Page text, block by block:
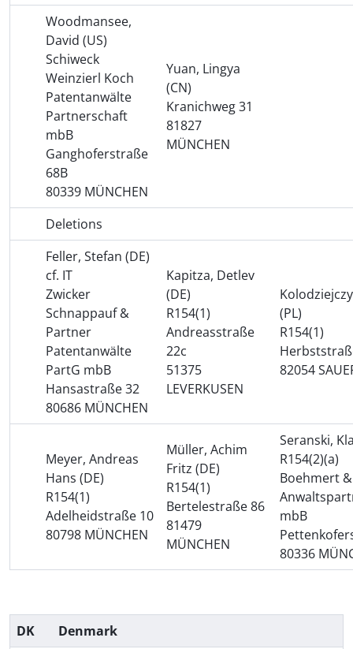
Woodmansee,
David (US)
Schiweck
Weinzierl Koch
Patentanwälte
Partnerschaft
mbB
Ganghoferstraße
68B
80339 MÜNCHEN
Yuan, Lingya
(CN)
Kranichweg 31
81827
MÜNCHEN
Deletions
Feller, Stefan (DE)
cf. IT
Zwicker
Schnappauf &
Partner
Patentanwälte
PartG mbB
Hansastraße 32
80686 MÜNCHEN
Kapitza, Detlev
(DE)
R154(1)
Andreasstraße
22c
51375
LEVERKUSEN
(PL)
R154(1)
82054
Meyer, Andreas
Hans (DE)
R154(1)
Adelheidstraße 10
80798 MÜNCHEN
Müller, Achim
Fritz (DE)
R154(1)
Bertelestraße 86
81479
MÜNCHEN
Seranski,
R154(2)(a)
Boehmert
mbB
80336
DK Denmark